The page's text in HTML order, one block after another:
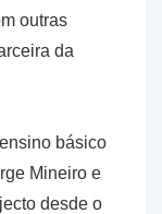
outras
da
básico
Mineiro e
desde o